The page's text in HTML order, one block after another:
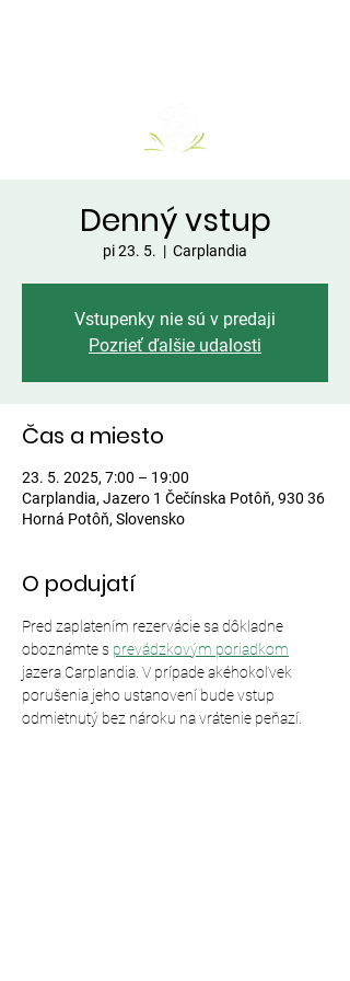
Denný vstup
pi 23. 5.
  |
Carplandia
Vstupenky nie sú v predaji
Pozrieť ďalšie udalosti
Čas a miesto
23. 5. 2025, 7:00 – 19:00
Carplandia, Jazero 1 Čečínska Potôň, 930 36
Horná Potôň, Slovensko
O podujatí
Pred zaplatením rezervácie sa dôkladne
oboznámte s prevádzkovým poriadkom
jazera Carplandia. V prípade akéhokoľvek
porušenia jeho ustanovení bude vstup
odmietnutý bez nároku na vrátenie peňazí.